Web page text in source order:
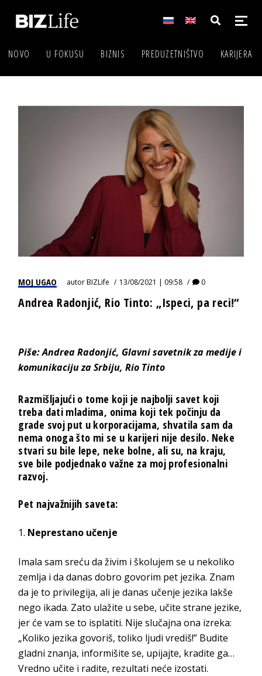
NOVO U FOKUSU BIZNIS PREDUZETNIŠTVO KARIJERA
MOJ UGAO autorBIZLife 13/08/2021 | 09:58 0
Andrea Radonjić, Rio Tinto: „Ispeci, pa reci!“
Piše: Andrea Radonjić, Glavni savetnik za medije i
komunikaciju za Srbiju, Rio Tinto
Razmišljajući o tome koji je najbolji savet koji
treba dati mladima, onima koji tek počinju da
grade svoj put u korporacijama, shvatila sam da
nema onoga što mi se u karijeri nije desilo. Neke
stvari su bile lepe, neke bolne, ali su, na kraju,
sve bile podjednako važne za moj profesionalni
razvoj.
Pet najvažnijih saveta:
Neprestano učenje
Imala sam sreću da živim i školujem se u nekoliko
zemlja i da danas dobro govorim pet jezika. Znam
da je to privilegija, ali je danas učenje jezika lakše
nego ikada. Zato ulažite u sebe, učite strane jezike,
jer će vam se to isplatiti. Nije slučajna ona izreka:
„Koliko jezika govoriš, toliko ljudi vrediš!” Budite
gladni znanja, informišite se, upijajte, kradite ga…
Vredno učite i radite, rezultati neće izostati.